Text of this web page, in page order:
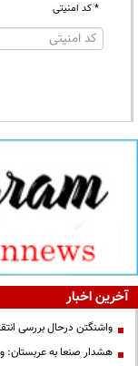
* کد امنیتی
آخرین اخبار
واشنگتن درحال بررسی
هشدار صنعا به عربستان: